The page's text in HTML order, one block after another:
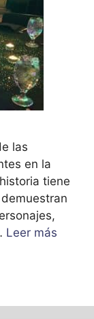
las
en la
tiene
Leer más